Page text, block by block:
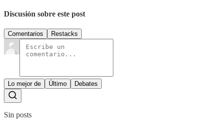
Discusión sobre este post
Comentarios Restacks
Lo mejor de Último Debates
Sin posts